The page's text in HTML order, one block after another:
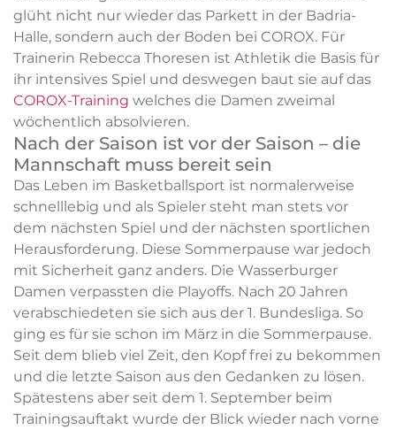
glüht nicht nur wieder das Parkett in der Badria-
Halle, sondern auch der Boden bei COROX. Für
Trainerin Rebecca Thoresen ist Athletik die Basis für
ihr intensives Spiel und deswegen baut sie auf das
COROX-Training welches die Damen zweimal
wöchentlich absolvieren.
Nach der Saison ist vor der Saison – die
Mannschaft muss bereit sein
Das Leben im Basketballsport ist normalerweise
schnelllebig und als Spieler steht man stets vor
dem nächsten Spiel und der nächsten sportlichen
Herausforderung. Diese Sommerpause war jedoch
mit Sicherheit ganz anders. Die Wasserburger
Damen verpassten die Playoffs. Nach 20 Jahren
verabschiedeten sie sich aus der 1. Bundesliga. So
ging es für sie schon im März in die Sommerpause.
Seit dem blieb viel Zeit, den Kopf frei zu bekommen
und die letzte Saison aus den Gedanken zu lösen.
Spätestens aber seit dem 1. September beim
Trainingsauftakt wurde der Blick wieder nach vorne